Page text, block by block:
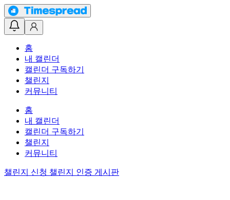
홈
내 캘린더
캘린더 구독하기
챌린지
커뮤니티
홈
내 캘린더
캘린더 구독하기
챌린지
커뮤니티
챌린지 신청 챌린지 인증 게시판